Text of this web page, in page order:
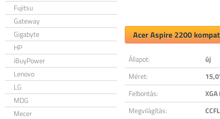
Fujitsu
Gateway
Gigabyte
HP
iBuyPower
Lenovo
LG
MDG
Mecer
Acer Aspire 2200
Állapot:
új
Méret:
Felbontás:
Megvilágítás:
CCFL